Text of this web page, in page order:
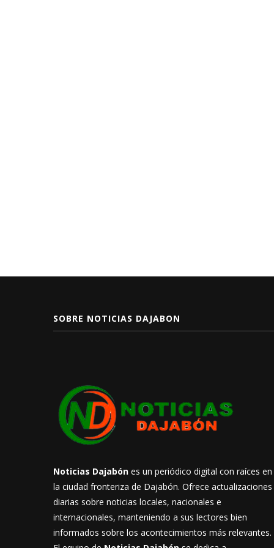
SOBRE NOTICIAS DAJABON
Noticias Dajabón es un periódico digital con raíces en
la ciudad fronteriza de Dajabón. Ofrece actualizaciones
diarias sobre noticias locales, nacionales e
internacionales, manteniendo a sus lectores bien
informados sobre los acontecimientos más relevantes.